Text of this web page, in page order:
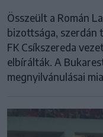
Összeült a Román
bizottsága, szerdán
FK Csíkszereda
elbírálták. A
megnyilvánulásai